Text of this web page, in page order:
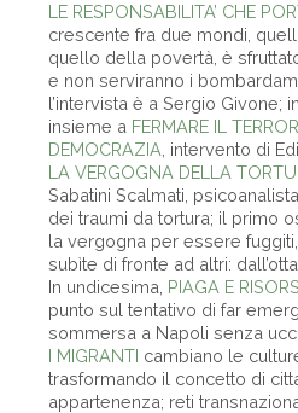
LE RESPONSABILITA’ CHE
crescente fra due mondi,
quello della povertà, è
e non serviranno i
l’intervista è a Sergio Givone;
insieme a FERMARE IL
DEMOCRAZIA , intervento di
LA VERGOGNA DELLA
Sabatini Scalmati,
dei traumi da tortura; il primo
la vergogna per essere
subìte di fronte ad altri:
In undicesima, PIAGA E
punto sul tentativo di far
sommersa a Napoli senza
I MIGRANTI cambiano le
trasformando il concetto di
appartenenza; reti